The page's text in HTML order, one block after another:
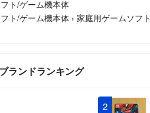
ト/ゲーム機本体
ト/ゲーム機本体 › 家庭用ゲームソフト
ランドランキング
2